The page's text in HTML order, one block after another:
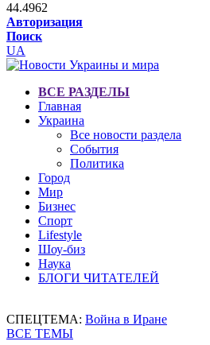
44.4962
Авторизация
Поиск
UA
ВСЕ РАЗДЕЛЫ
Главная
Украина
Все новости раздела
События
Политика
Город
Мир
Бизнес
Спорт
Lifestyle
Шоу-биз
Наука
БЛОГИ ЧИТАТЕЛЕЙ
СПЕЦТЕМА: Война в Иране
ВСЕ ТЕМЫ